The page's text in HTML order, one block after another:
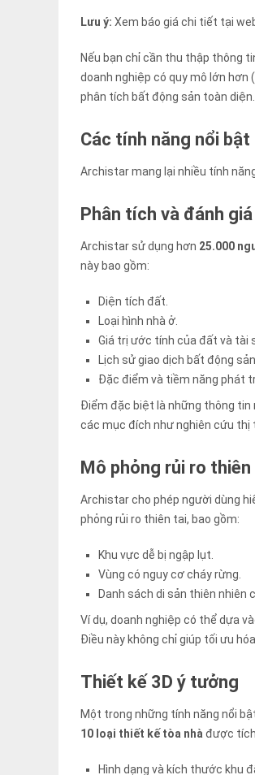
Lưu ý: Xem báo giá chi tiết tại
Nếu bạn chỉ cần thu thập thông
doanh nghiệp có quy mô lớn hơn
phân tích bất động sản toàn diện.
Các tính năng nổi
Archistar mang lại nhiều tính
Phân tích và đánh
Archistar sử dụng hơn 25.000
này bao gồm:
Diện tích đất.
Loại hình nhà ở.
Giá trị ước tính của đất và tài
Lịch sử giao dịch bất động
Đặc điểm và tiềm năng phát
Điểm đặc biệt là những thông tin
các mục đích như nghiên cứu thị
Mô phỏng rủi ro
Archistar cho phép người dùng
phỏng rủi ro thiên tai, bao gồm:
Khu vực dễ bị ngập lụt.
Vùng có nguy cơ cháy rừng.
Danh sách di sản thiên nhiên
Ví dụ, doanh nghiệp có thể dựa
Điều này không chỉ giúp tối ưu
Thiết kế 3D ý tưởng
Một trong những tính năng nổi
10 loại thiết kế tòa nhàđược
Hình dạng và kích thước khu